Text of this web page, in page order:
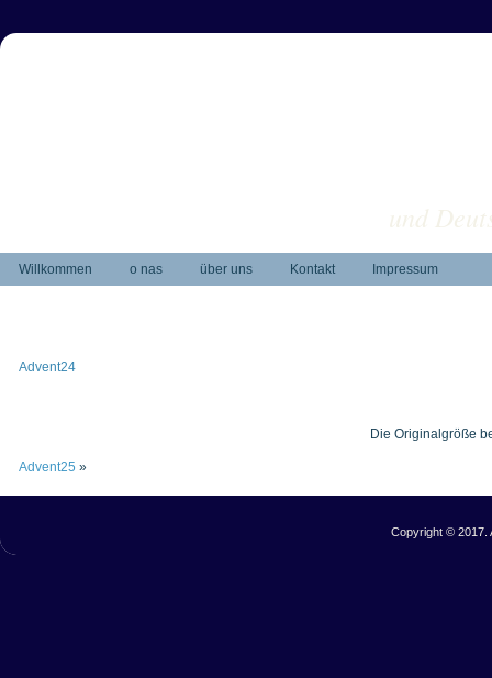
und
Willkommen o nas über uns Kontakt Impressum
Advent24
Die Originalgröße
Advent25 »
Copyright © 2017.